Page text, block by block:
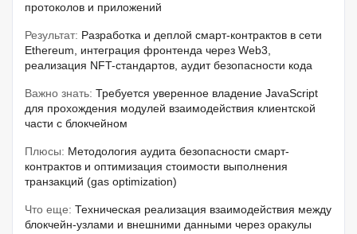
протоколов и приложений
Результат: Разработка и деплой смарт-контрактов в сети
Ethereum, интеграция фронтенда через Web3,
реализация NFT-стандартов, аудит безопасности кода
Важно знать: Требуется уверенное владение JavaScript
для прохождения модулей взаимодействия клиентской
части с блокчейном
Плюсы: Методология аудита безопасности смарт-
контрактов и оптимизация стоимости выполнения
транзакций (gas optimization)
Что еще: Техническая реализация взаимодействия между
блокчейн-узлами и внешними данными через оракулы